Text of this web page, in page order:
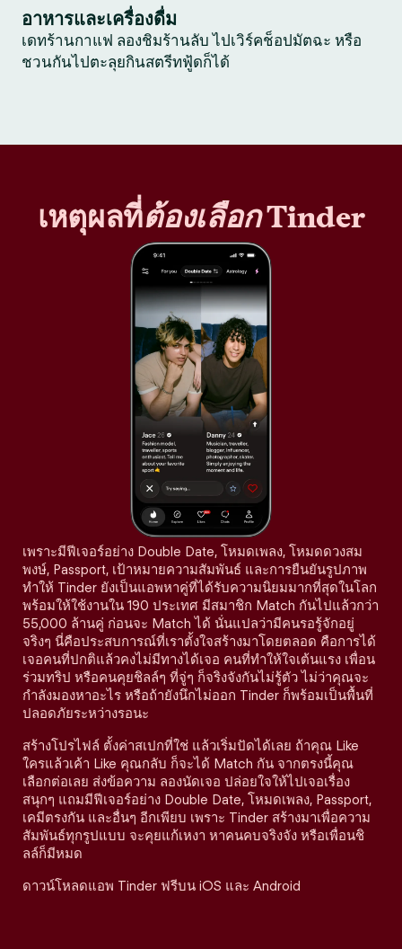
อาหารและเครื่องดื่ม
เดทร้านกาแฟ ลองชิมร้านลับ ไปเวิร์คช็อปมัตฉะ หรือ
ชวนกันไปตะลุยกินสตรีทฟู้ดก็ได้
เหตุผลที่ต้องเลือกTinder
เพราะมีฟีเจอร์อย่าง Double Date, โหมดเพลง, โหมดดวงสม
พงษ์, Passport, เป้าหมายความสัมพันธ์ และการยืนยันรูปภาพ
ทำให้ Tinder ยังเป็นแอพหาคู่ที่ได้รับความนิยมมากที่สุดในโลก
พร้อมให้ใช้งานใน 190 ประเทศ มีสมาชิก Match กันไปแล้วกว่า
55,000 ล้านคู่ ก่อนจะ Match ได้ นั่นแปลว่ามีคนรอรู้จักอยู่
จริงๆ นี่คือประสบการณ์ที่เราตั้งใจสร้างมาโดยตลอด คือการได้
เจอคนที่ปกติแล้วคงไม่มีทางได้เจอ คนที่ทำให้ใจเต้นแรง เพื่อน
ร่วมทริป หรือคนคุยชิลล์ๆ ที่จู่ๆ ก็จริงจังกันไม่รู้ตัว ไม่ว่าคุณจะ
กำลังมองหาอะไร หรือถ้ายังนึกไม่ออก Tinder ก็พร้อมเป็นพื้นที่
ปลอดภัยระหว่างรอนะ
สร้างโปรไฟล์ ตั้งค่าสเปกที่ใช่ แล้วเริ่มปัดได้เลย ถ้าคุณ Like
ใครแล้วเค้า Like คุณกลับ ก็จะได้ Match กัน จากตรงนี้คุณ
เลือกต่อเลย ส่งข้อความ ลองนัดเจอ ปล่อยใจให้ไปเจอเรื่อง
สนุกๆ แถมมีฟีเจอร์อย่าง Double Date, โหมดเพลง, Passport,
เคมีตรงกัน และอื่นๆ อีกเพียบ เพราะ Tinder สร้างมาเพื่อความ
สัมพันธ์ทุกรูปแบบ จะคุยแก้เหงา หาคนคบจริงจัง หรือเพื่อนชิ
ลล์ก็มีหมด
ดาวน์โหลดแอพ Tinder ฟรีบน iOS และ Android